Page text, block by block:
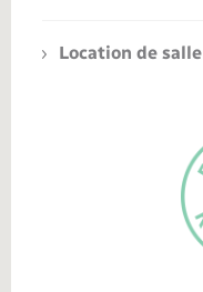
Location de salle